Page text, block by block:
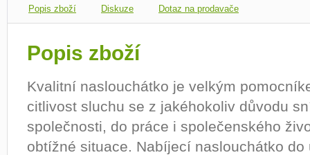
Popis zboží Diskuze Dotaz na prodavače
Popis zboží
Kvalitní naslouchátko je velkým
citlivost sluchu se z jakéhokoliv důvodu
společnosti, do práce i společenského
obtížné situace. Nabíjecí naslouchátko do